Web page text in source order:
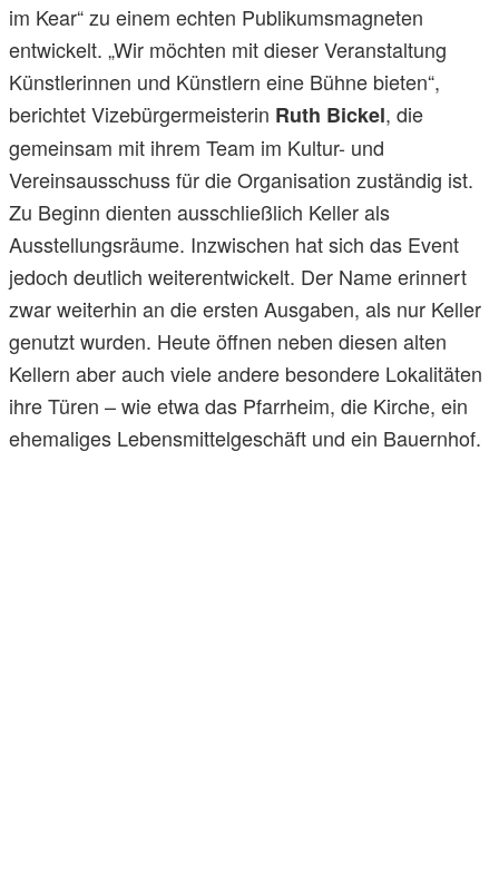
im Kear“ zu einem echten Publikumsmagneten
entwickelt. „Wir möchten mit dieser Veranstaltung
Künstlerinnen und Künstlern eine Bühne bieten“,
berichtet Vizebürgermeisterin Ruth Bickel, die
gemeinsam mit ihrem Team im Kultur- und
Vereinsausschuss für die Organisation zuständig ist.
Zu Beginn dienten ausschließlich Keller als
Ausstellungsräume. Inzwischen hat sich das Event
jedoch deutlich weiterentwickelt. Der Name erinnert
zwar weiterhin an die ersten Ausgaben, als nur Keller
genutzt wurden. Heute öffnen neben diesen alten
Kellern aber auch viele andere besondere Lokalitäten
ihre Türen – wie etwa das Pfarrheim, die Kirche, ein
ehemaliges Lebensmittelgeschäft und ein Bauernhof.